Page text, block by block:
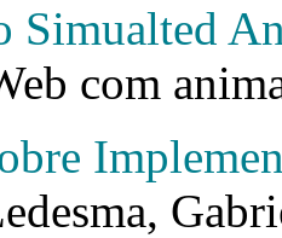
Simualted
com